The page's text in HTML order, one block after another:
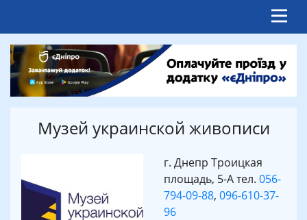
Музей украинской живописи
г. Днепр Троицкая
площадь, 5-А тел. 056-
794-09-88, 096-610-37-
96